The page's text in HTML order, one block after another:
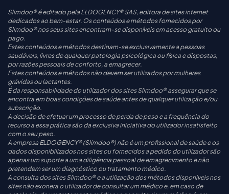
Slimdoo® é editado pela ELDOGENCY® SAS, editora de sites internet
dedicados ao bem-estar. Os conteúdos e métodos fornecidos por
Slimdoo® nos seus sites encontram-se disponíveis em acesso gratuito ou
pago.
Estes conteúdos e métodos destinam-se exclusivamente a pessoas
saudáveis, livres de qualquer patologia psicológica ou física e dispostas,
por razões pessoais de conforto, a emagrecer.
Estes conteúdos e métodos não devem ser utilizados por mulheres
grávidas ou lactantes.
É da responsabilidade do utilizador dos sites Slimdoo® assegurar que se
encontra em boas condições de saúde antes de qualquer utilização e/ou
subscrição.
A decisão de efetuar um processo de perda de peso e a frequência do
recurso a essa prática são da exclusiva iniciativa do utilizador insatisfeito
com o seu peso.
A empresa ELDOGENCY® (Slimdoo®) não é um profissional de saúde e os
dados disponibilizados nos sites ou fornecidos a pedido do utilizador são
apenas um suporte a uma diligência pessoal de emagrecimento e não
pretendem ser um diagnóstico ou tratamento médico.
A consulta dos sites Slimdoo® e a utilização dos métodos disponiveis nos
sites não exonera o utilizador de consultar um médico e, em caso de